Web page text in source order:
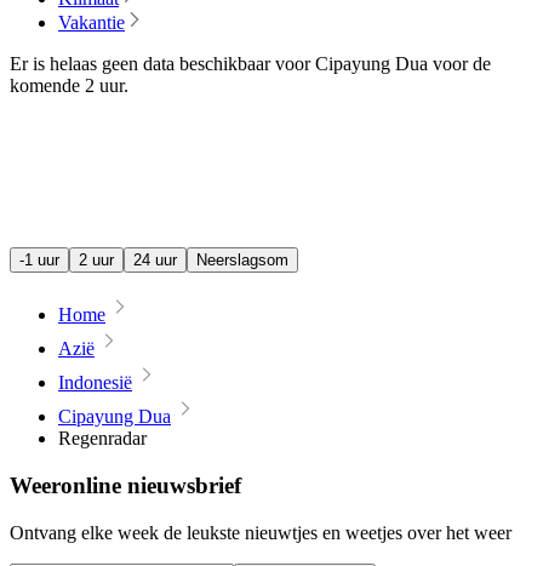
Vakantie
Er is helaas geen data beschikbaar voor Cipayung Dua voor de
komende 2 uur.
-1 uur 2 uur 24 uur Neerslagsom
Home
Azië
Indonesië
Cipayung Dua
Regenradar
Weeronline nieuwsbrief
Ontvang elke week de leukste nieuwtjes en weetjes over het weer